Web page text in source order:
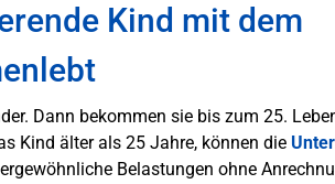
Kind mit dem
Dann bekommen sie bis zum 25.
Kind älter als 25 Jahre, können die
Belastungen ohne